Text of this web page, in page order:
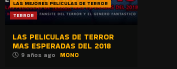
LAS MEJORES PELICULAS DE TERROR
TERROR
LAS PELICULAS DE TERROR
MAS ESPERADAS DEL 2018
9 años ago MONO